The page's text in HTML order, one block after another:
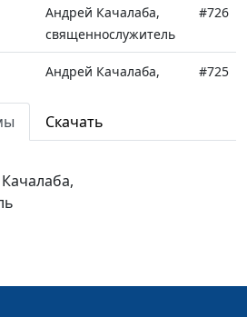
Андрей Качалаба,
священнослужитель
#726
Андрей Качалаба,
#725
Андрей Качалаба,
Андрей Качалаба,
Скачать